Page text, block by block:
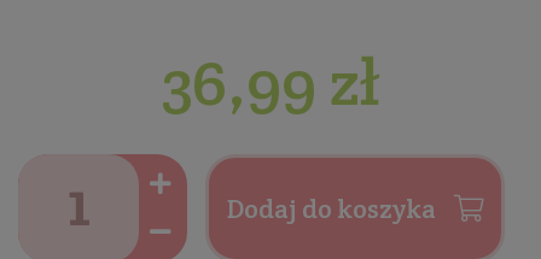
36,99 zł
Dodaj do koszyka